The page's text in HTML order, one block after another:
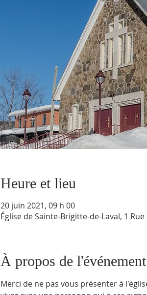
Heure et lieu
20 juin 2021, 09 h 00
Église de Sainte-Brigitte-de-Laval, 1
À propos de l'événement
Merci de ne pas vous présenter à